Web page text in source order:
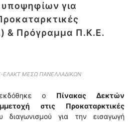
για
& Πρόγραμμα Π.Κ.Ε.
ΕΛΑΚΤ ΜΕΣΩ ΠΑΝΕΛΛΑΔΙΚΩΝ
εκδόθηκε ο Πίνακας Δεκτών
στις Προκαταρκτικές
διαγωνισμού για την εισαγωγή